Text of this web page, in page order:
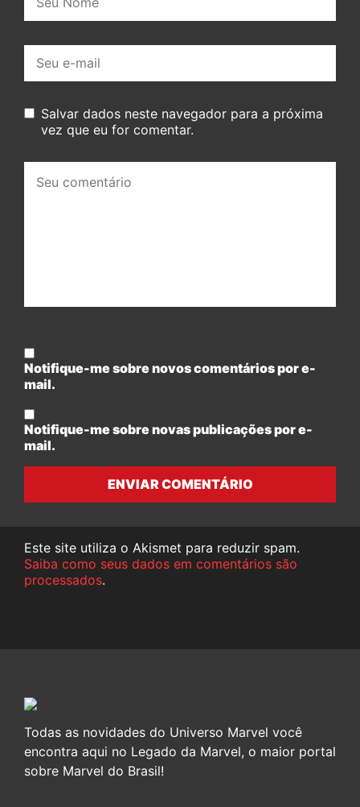
mail:
Salvar dados neste navegador para a próxima
vez que eu for comentar.
comentário:
Notifique-me sobre novos comentários por e-
mail.
Notifique-me sobre novas publicações por e-
mail.
ENVIAR COMENTÁRIO
Este site utiliza o Akismet para reduzir spam.
Saiba como seus dados em comentários são
processados.
Todas as novidades do Universo Marvel você
encontra aqui no Legado da Marvel, o maior portal
sobre Marvel do Brasil!